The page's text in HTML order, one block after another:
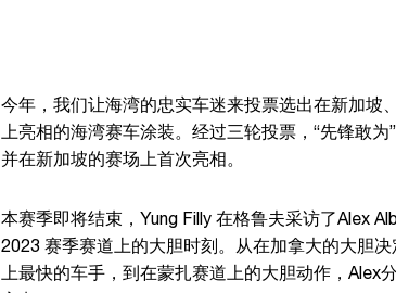
今年，我们让海湾的忠实车迷来投票选出在新加坡
上亮相的海湾赛车涂装。经过三轮投票，“先锋敢为
并在新加坡的赛场上首次亮相。
本赛季即将结束，Yung Filly 在格鲁夫采访了Alex
2023 赛季赛道上的大胆时刻。从在加拿大的大胆
上最快的车手，到在蒙扎赛道上的大胆动作，Alex